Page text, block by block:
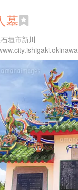
墓
垣市新川